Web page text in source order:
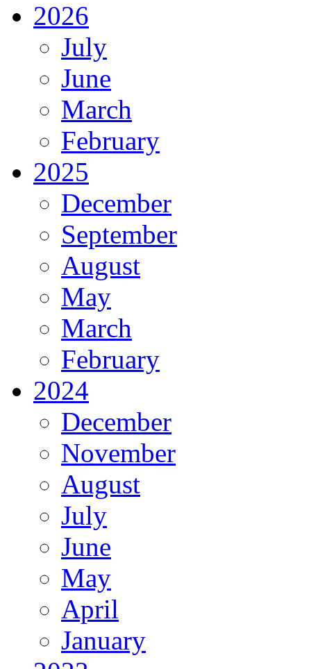
2026
July
June
March
February
2025
December
September
August
May
March
February
2024
December
November
August
July
June
May
April
January